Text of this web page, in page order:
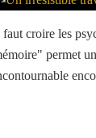
croire les
permet